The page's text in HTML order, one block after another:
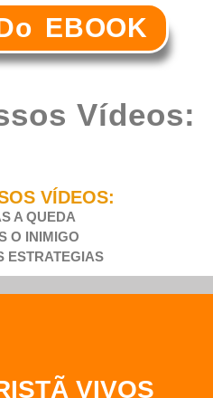
EBOOK
Vídeos:
VÍDEOS:
A QUEDA
O INIMIGO
ESTRATEGIAS
VIVOS